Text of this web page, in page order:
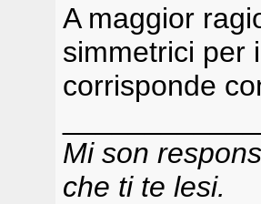
A maggior
simmetrici per
corrisponde
Mi son
che ti te lesi.